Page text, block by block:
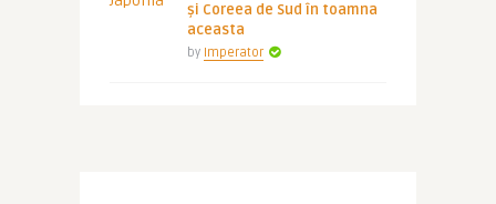
și Coreea de Sud în toamna
aceasta
by Imperator